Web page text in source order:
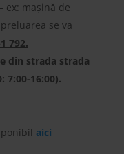
ex: mașină de
se va
792.
din strada strada
7:00-16:00).
aici